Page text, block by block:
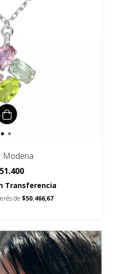
Modena
Transferencia
de $50.466,67